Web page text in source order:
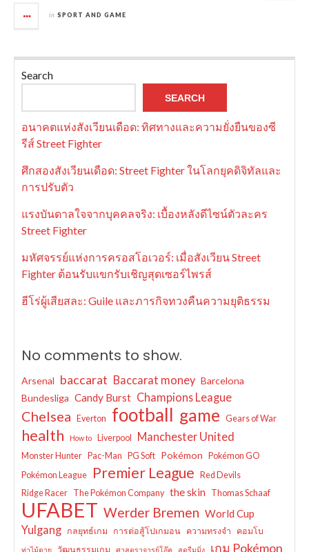
in SPORT AND GAME
Search
SEARCH
อนาคตแห่งสังเวียนเดือด: ทิศทางและความยั่งยืนของซี
รีส์ Street Fighter
ศึกสองสังเวียนเดือด: Street Fighter ในโลกยุคดิจิทัลและ
การปรับตัว
แรงบันดาลใจจากบุคคลจริง: เบื้องหลังดีไซน์ตัวละคร
Street Fighter
มหัศจรรย์แห่งการครอสโอเวอร์: เมื่อสังเวียน Street
Fighter ต้อนรับแขกรับเชิญสุดเซอร์ไพรส์
ฮีโร่ผู้เสียสละ: Guile และภารกิจทวงคืนความยุติธรรม
No comments to show.
Arsenal baccarat Baccarat money Barcelona
Bundesliga Candy Burst Champions League
Chelsea Everton football game Gears of War
health How to Liverpool Manchester United
Monster Hunter Pac-Man PG Soft Pokémon
Pokémon GO
Pokémon League
Premier League
Red Devils
Ridge Racer The Pokémon Company the skin Thomas Schaaf
UFABET Werder Bremen World Cup
Yulgang กลยุทธ์เกม การต่อสู้โปเกมอน ความทรงจำ คอมโบ
ท่าไม้ตาย วัฒนธรรมเกม ศาสตราจารย์โอ๊ค สตรีมมิ่ง เกม Pokémon